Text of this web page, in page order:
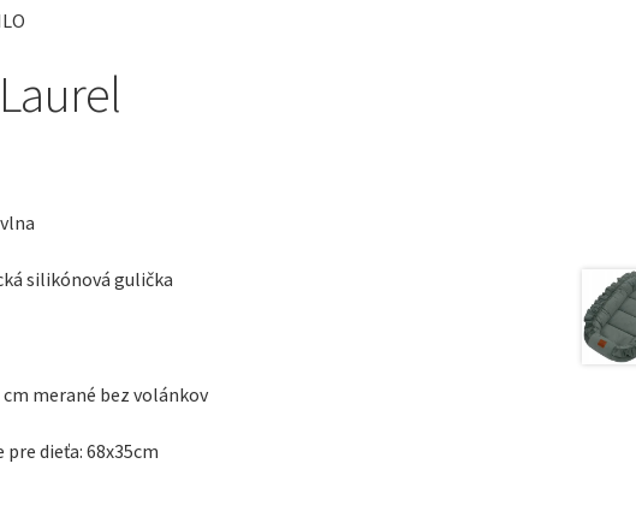
Laurel
silikónová gulička
cm merané bez volánkov
dieťa: 68x35cm